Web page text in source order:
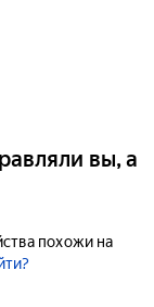
вы, а
похожи на